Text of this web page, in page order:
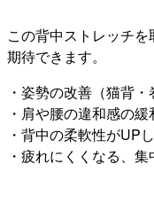
この背中ストレッチ
期待できます。
・姿勢の改善（猫背・
・肩や腰の違和感の緩
・背中の柔軟性がUP
・疲れにくくなる、集